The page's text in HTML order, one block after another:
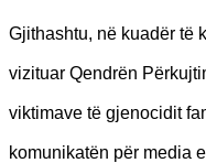
Gjithashtu, në kuadër të
vizituar Qendrën
viktimave të gjenocidit
komunikatën për media